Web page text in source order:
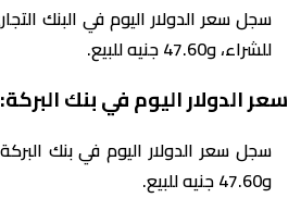
للشراء، و47.60 جنيه للبيع.
سعر الدولار اليوم في بنك البركة:
و47.60 جنيه للبيع.